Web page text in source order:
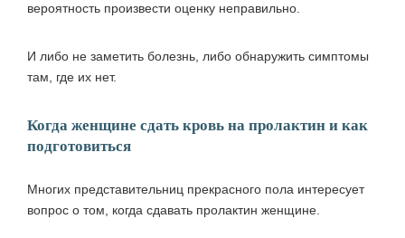
вероятность произвести оценку неправильно.
И либо не заметить болезнь, либо обнаружить симптомы
там, где их нет.
Когда женщине сдать кровь на пролактин и как
подготовиться
Многих представительниц прекрасного пола интересует
вопрос о том, когда сдавать пролактин женщине.